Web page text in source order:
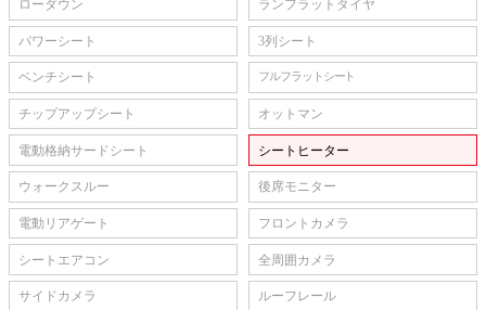
ローダウン ランフラットタイヤ
パワーシート 3列シート
ベンチシート フルフラットシート
チップアップシート オットマン
電動格納サードシート シートヒーター
ウォークスルー 後席モニター
電動リアゲート フロントカメラ
シートエアコン 全周囲カメラ
サイドカメラ ルーフレール